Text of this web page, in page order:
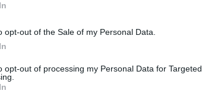
opt-out of the Sale of my Personal Data.
opt-out of processing my Personal Data for Targeted
Weekly Newsletter